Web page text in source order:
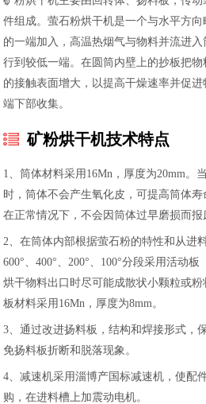
件组成。萤石粉烘干机是一个与水平方
的一端加入，高温热烟气与物料并流进
行到较低一端。在圆筒内壁上的抄板把
的接触表面增大，以提高干燥速率并促
端下部收集。
矿粉烘干机技术特点
1、筒体材料采用16Mn，厚度为20mm。
时，筒体不会产生氧化皮，可提高筒体
在正常情况下，不会因筒体过早磨损而报
2、在筒体内部根据萤石粉的特性和从进
600°、400°、200°、100°分段采用活动
烘干物料出口时尽可能成散状小颗粒或
板材料采用16Mn，厚度为8mm。
3、通过改进扬料板，结构和焊接形式，
免扬料板折断和脱落现象。
4、减速机采用淄博产国标减速机，使配
购，在进料槽上加震动电机。